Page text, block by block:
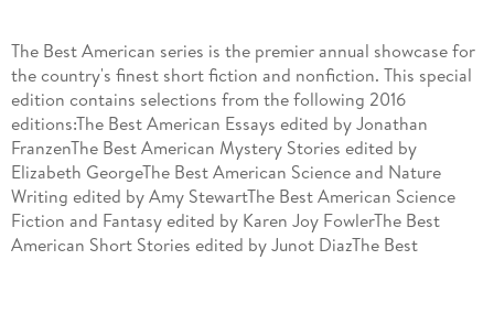
The Best American series is the premier annual showcase for
the country's finest short fiction and nonfiction. This special
edition contains selections from the following 2016
editions:The Best American Essays edited by Jonathan
FranzenThe Best American Mystery Stories edited by
Elizabeth GeorgeThe Best American Science and Nature
Writing edited by Amy StewartThe Best American Science
Fiction and Fantasy edited by Karen Joy FowlerThe Best
American Short Stories edited by Junot DiazThe Best